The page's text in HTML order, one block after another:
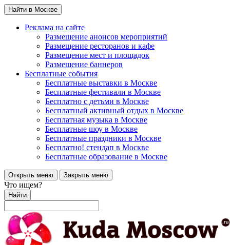
Найти в Москве
Реклама на сайте
Размещение анонсов мероприятий
Размещение ресторанов и кафе
Размещение мест и площадок
Размещение баннеров
Бесплатные события
Бесплатные выставки в Москве
Бесплатные фестивали в Москве
Бесплатно с детьми в Москве
Бесплатный активный отдых в Москве
Бесплатная музыка в Москве
Бесплатные шоу в Москве
Бесплатные праздники в Москве
Бесплатно! стендап в Москве
Бесплатные образование в Москве
Открыть меню Закрыть меню
Что ищем?
Найти